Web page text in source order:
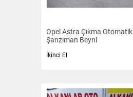
Opel Astra Çıkma Otomatik
Şanzıman Beyni
İkinci El